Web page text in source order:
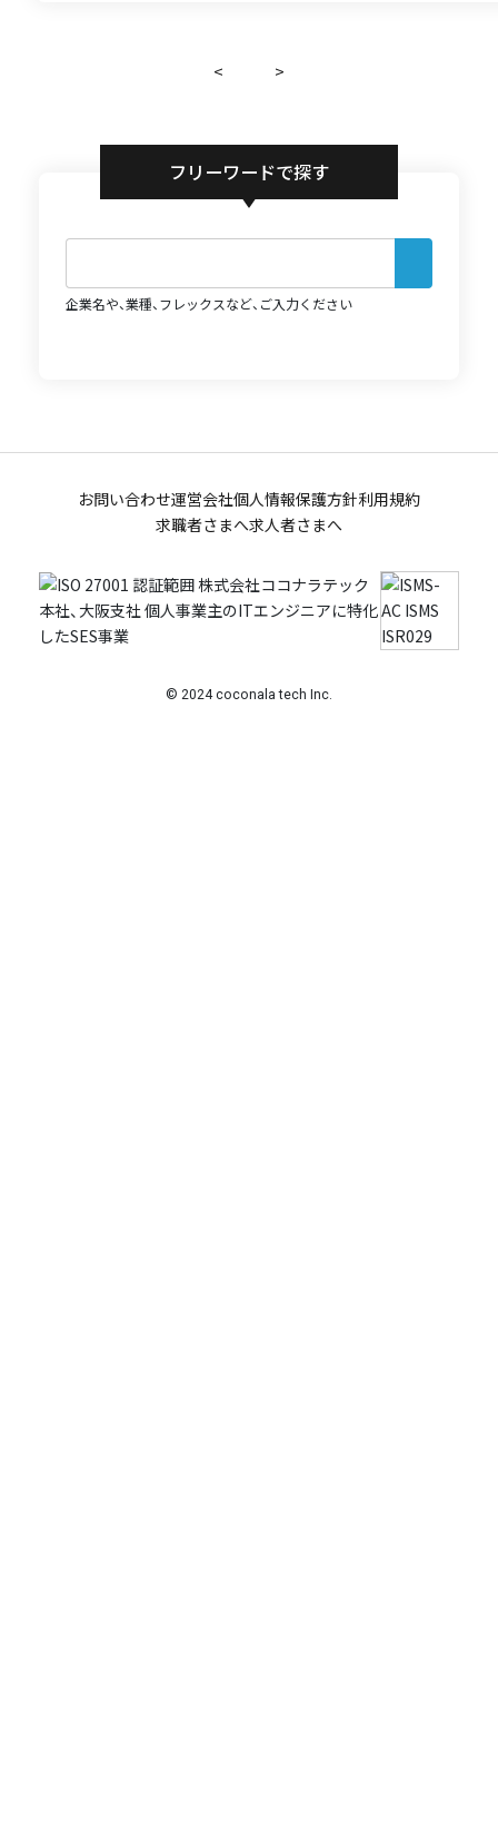
< >
フリーワードで探す
企業名や、業種、フレックスなど、ご入力ください
お問い合わせ運営会社個人情報保護方針利用規約
求職者さまへ求人者さまへ
© 2024 coconala tech Inc.